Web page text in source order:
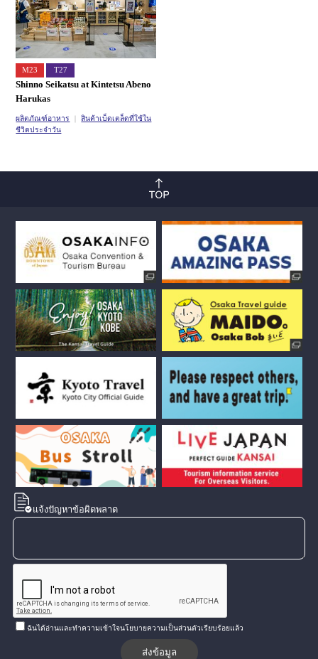
M23 T27
Shinno Seikatsu at Kintetsu Abeno
Harukas
ผลิตภัณฑ์อาหาร
สินค้าเบ็ดเตล็ดที่ใช้ใน
ชีวิตประจำวัน
แจ้งปัญหาข้อผิดพลาด
ฉันได้อ่านและทำความเข้าใจนโยบายความเป็นส่วนตัวเรียบร้อยแล้ว